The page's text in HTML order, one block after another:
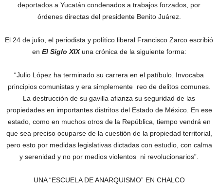
deportados a Yucatán condenados a trabajos forzados, por
órdenes directas del presidente Benito Juárez.
El 24 de julio, el periodista y político liberal Francisco Zarco escribió
en El Siglo XIXuna crónica de la siguiente forma:
“Julio López ha terminado su carrera en el patíbulo. Invocaba
principios comunistas y era simplemente reo de delitos comunes.
La destrucción de su gavilla afianza su seguridad de las
propiedades en importantes distritos del Estado de México. En ese
estado, como en muchos otros de la República, tiempo vendrá en
que sea preciso ocuparse de la cuestión de la propiedad territorial,
pero esto por medidas legislativas dictadas con estudio, con calma
y serenidad y no por medios violentos ni revolucionarios”.
UNA “ESCUELA DE ANARQUISMO” EN CHALCO